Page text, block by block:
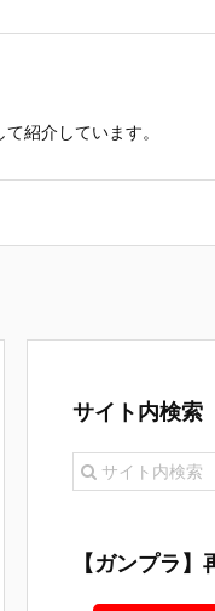
紹介しています。
サイト内検索
【ガンプラ